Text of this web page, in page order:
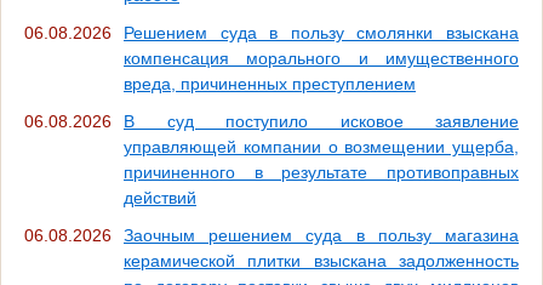
06.08.2026
Решением суда в пользу смолянки взыскана
компенсация морального и имущественного
вреда, причиненных преступлением
06.08.2026
В суд поступило исковое заявление
управляющей компании о возмещении ущерба,
причиненного в результате противоправных
действий
06.08.2026
Заочным решением суда в пользу магазина
керамической плитки взыскана задолженность